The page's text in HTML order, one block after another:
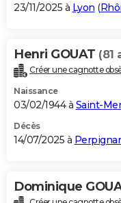
BONS PLANS
Carte de Noël
Carte Bonne année
Carte Saint-Valentin
Carte Pâques
Carte d'anniversaire
DICTIONNAIRE
Dictionnaire
Biographies
Citations
Expressions
Proverbes
PROGRAMME TV
S'inscrire
Se connecter
Lycées
Collèges
Primaires
Universités
Entreprises
Service militaire
Avis de recherche
AVIS DE DÉCÈS
Bricolage
Lifestyle
Culture
Sport
Auto
Television
Voyage
Cinema
23/11/2025 à Lyon (
Henri GOUAT (81
Créer une cagnotte
Naissance
03/02/1944 à Saint-
Décès
14/07/2025 à
Dominique